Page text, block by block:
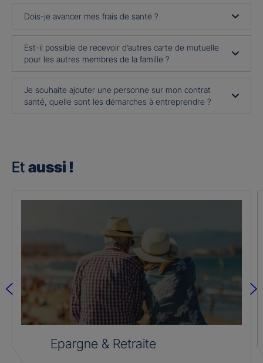
Dois-je avancer mes frais de santé ?
Est-il possible de recevoir d’autres carte de mutuelle
pour les autres membres de la famille ?
Je souhaite ajouter une personne sur mon contrat
santé, quelle sont les démarches à entreprendre ?
Et aussi !
Epargne & Retraite